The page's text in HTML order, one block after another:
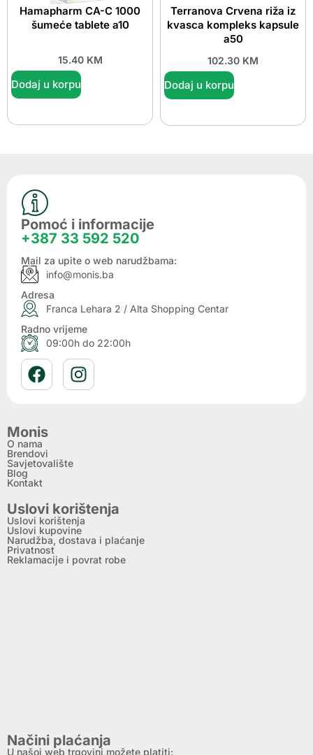
Hamapharm CA-C 1000
šumeće tablete a10
15.40 KM
Dodaj u korpu
Terranova Crvena riža iz
kvasca kompleks kapsule
a50
102.30 KM
Dodaj u korpu
Pomoć i informacije
+387 33 592 520
Mail za upite o web narudžbama:
info@monis.ba
Adresa
Franca Lehara 2 / Alta Shopping Centar
Radno vrijeme
09:00h do 22:00h
Monis
O nama
Brendovi
Savjetovalište
Blog
Kontakt
Uslovi korištenja
Uslovi korištenja
Uslovi kupovine
Narudžba, dostava i plaćanje
Privatnost
Reklamacije i povrat robe
Načini plaćanja
U našoj web trgovini možete platiti: